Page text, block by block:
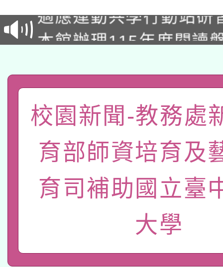
招甄選結果公告(無人
招)
本館辦理115年度閱讀
礎課程
A3數位素養講師名單
「數位內容與教學軟體
pilot」
薪期間赴陸應申請許可
轉知經濟部水利署委託
業技術研究院辦理「
用水績優單位及節水達
115年8月22日(星期六
桃園市孔廟祈福系列
開 智慧啟航」
本校115學年度第2次
適應運動共學行動站研
校園新聞-教務處
育部師資培育及
育司補助國立臺
大學